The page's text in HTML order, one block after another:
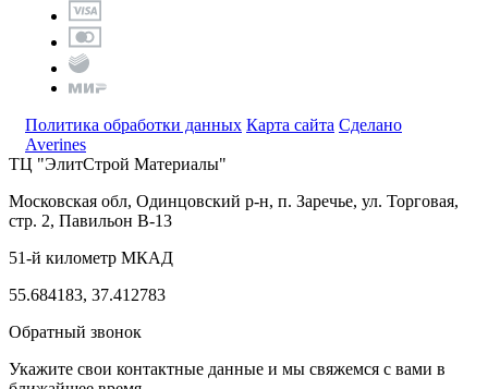
Политика обработки данных Карта сайта Сделано
Averines
ТЦ "ЭлитСтрой Материалы"
Московская обл, Одинцовский р-н, п. Заречье, ул. Торговая,
стр. 2, Павильон В-13
51-й километр МКАД
55.684183, 37.412783
Обратный звонок
Укажите свои контактные данные и мы свяжемся с вами в